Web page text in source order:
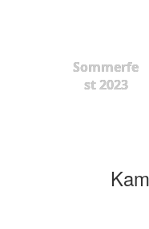
Sommerfe
st 2023